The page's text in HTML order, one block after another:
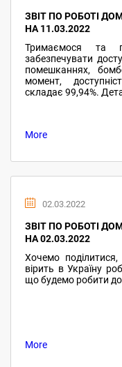
ЗВІТ ПО РОБОТІ
НА 11.03.2022
Тримаємося та
забезпечувати
помешканнях,
момент,
складає 99,94%.
More
02.03.2022
ЗВІТ ПО РОБОТІ
НА 02.03.2022
Хочемо
вірить в Україну
що будемо робити
More